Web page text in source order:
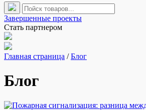
Завершенные проекты
Стать партнером
Главная страница /Блог
Блог